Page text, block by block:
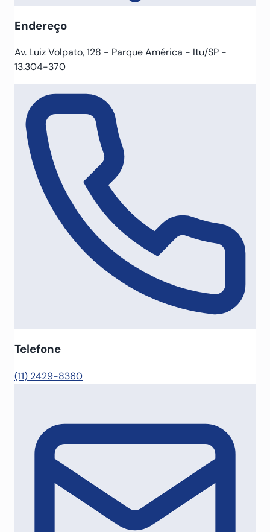
Endereço
Av. Luiz Volpato, 128 - Parque América - Itu/SP -
13.304-370
Telefone
(11) 2429-8360